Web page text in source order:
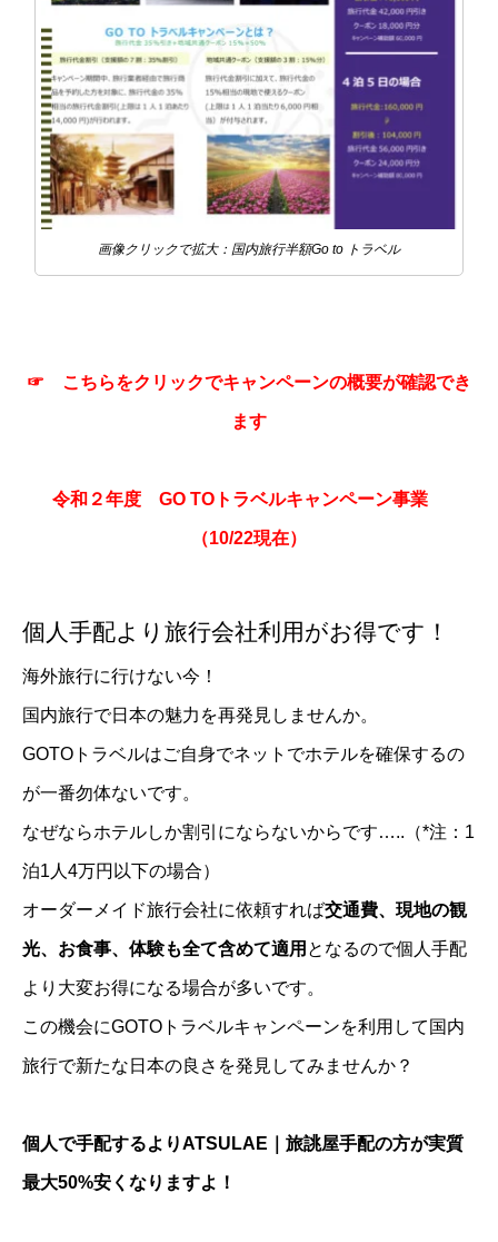
画像クリックで拡大：国内旅行半額Go to トラベル
☞ こちらをクリックでキャンペーンの概要が確認でき
ます
令和２年度 GO TOトラベルキャンペーン事業
（10/22現在）
個人手配より旅行会社利用がお得です！
海外旅行に行けない今！
国内旅行で日本の魅力を再発見しませんか。
GOTOトラベルはご自身でネットでホテルを確保するの
が一番勿体ないです。
なぜならホテルしか割引にならないからです…..（*注：1
泊1人4万円以下の場合）
オーダーメイド旅行会社に依頼すれば交通費、現地の観
光、お食事、体験も全て含めて適用 となるので個人手配
より大変お得になる場合が多いです。
この機会にGOTOトラベルキャンペーンを利用して国内
旅行で新たな日本の良さを発見してみませんか？
個人で手配するよりATSULAE｜旅誂屋手配の方が実質
最大50%安くなりますよ！